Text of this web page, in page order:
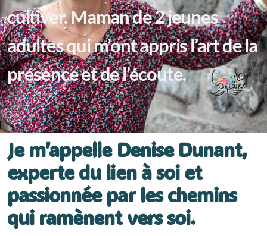
cultiver. Maman de 2 jeunes
adultes qui m’ont appris l’art de la
présence et de l’écoute.
Je m’appelle Denise Dunant,
experte du lien à soi et
passionnée par les chemins
qui ramènent vers soi.